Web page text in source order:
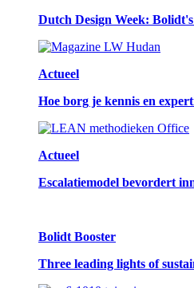
Dutch Design Week:
Actueel
Hoe borg je kennis en
Actueel
Escalatiemodel bevordert
Bolidt Booster
Three leading lights of